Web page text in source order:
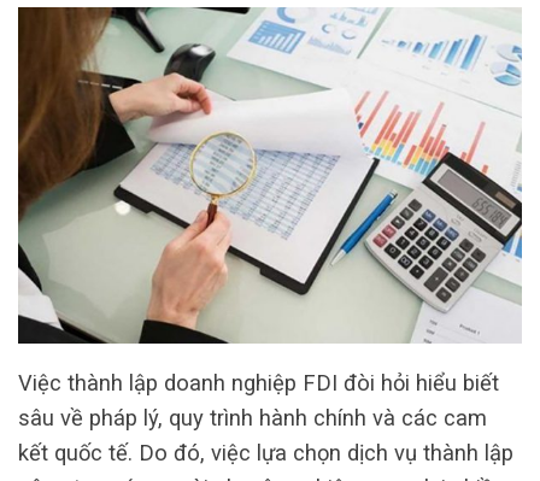
Việc thành lập doanh nghiệp FDI đòi hỏi hiểu biết
sâu về pháp lý, quy trình hành chính và các cam
kết quốc tế. Do đó, việc lựa chọn dịch vụ thành lập